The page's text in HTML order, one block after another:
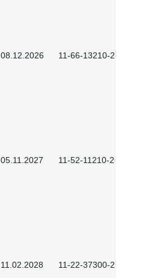
08.12.2026 11-66-13210-2602
05.11.2027 11-52-11210-2604
11.02.2028 11-22-37300-2701